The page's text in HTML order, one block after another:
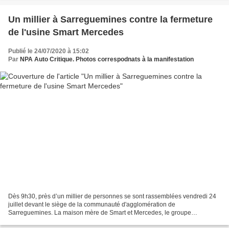
Un millier à Sarreguemines contre la fermeture
de l'usine Smart Mercedes
Publié le 24/07/2020 à 15:02
Par NPA Auto Critique. Photos correspodnats à la manifestation
Dès 9h30, près d’un millier de personnes se sont rassemblées vendredi 24
juillet devant le siège de la communauté d'agglomération de
Sarreguemines. La maison mère de Smart et Mercedes, le groupe